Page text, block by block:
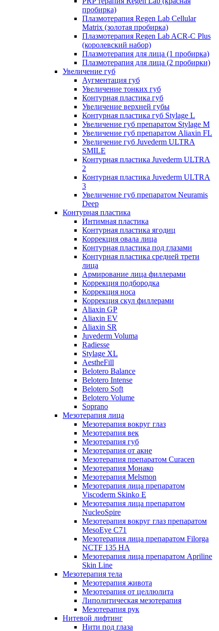
пробирка)
Плазмотерапия Regen Lab Cellular
Matrix (золотая пробирка)
Плазмотерапия Regen Lab ACR-C Plus
(королевский набор)
Плазмотерапия для лица (1 пробирка)
Плазмотерапия для лица (2 пробирки)
Увеличение губ
Аугментация губ
Увеличение тонких губ
Контурная пластика губ
Увеличение верхней губы
Контурная пластика губ Stylage L
Увеличение губ препаратом Stylage M
Увеличение губ препаратом Aliaxin FL
Увеличение губ Juvederm ULTRA
SMILE
Контурная пластика Juvederm ULTRA
2
Контурная пластика Juvederm ULTRA
3
Увеличение губ препаратом Neuramis
Deep
Контурная пластика
Интимная пластика
Контурная пластика ягодиц
Коррекция овала лица
Контурная пластика под глазами
Контурная пластика средней трети
лица
Армирование лица филлерами
Коррекция подбородка
Коррекция носа
Коррекция скул филлерами
Aliaxin GP
Aliaxin EV
Aliaxin SR
Juvederm Voluma
Radiesse
Stylage XL
AestheFill
Belotero Balance
Belotero Intense
Belotero Soft
Belotero Volume
Soprano
Мезотерапия лица
Мезотерапия вокруг глаз
Мезотерапия век
Мезотерапия губ
Мезотерапия от акне
Мезотерапия препаратом Curacen
Мезотерапия Монако
Мезотерапия Melsmon
Мезотерапия лица препаратом
Viscoderm Skinko E
Мезотерапия лица препаратом
NucleoSpire
Мезотерапия вокруг глаз препаратом
MesoEye С71
Мезотерапия лица препаратом Filorga
NCTF 135 HA
Мезотерапия лица препаратом Apriline
Skin Line
Мезотерапия тела
Мезотерапия живота
Мезотерапия от целлюлита
Липолитическая мезотерапия
Мезотерапия рук
Нитевой лифтинг
Нити под глаза